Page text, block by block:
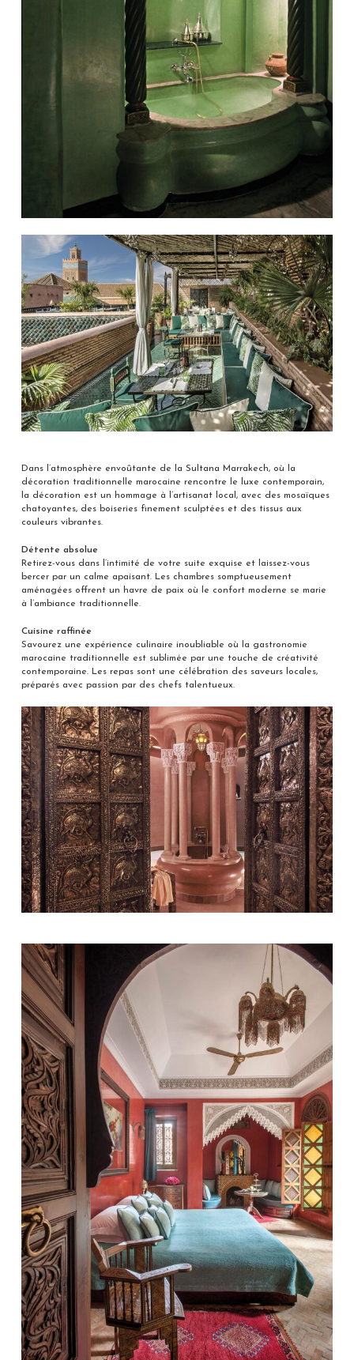
Dans l’atmosphère envoûtante de la Sultana Marrakech, où la
décoration traditionnelle marocaine rencontre le luxe contemporain,
la décoration est un hommage à l’artisanat local, avec des mosaïques
chatoyantes, des boiseries finement sculptées et des tissus aux
couleurs vibrantes.
Détente absolue
Retirez-vous dans l’intimité de votre suite exquise et laissez-vous
bercer par un calme apaisant. Les chambres somptueusement
aménagées offrent un havre de paix où le confort moderne se marie
à l’ambiance traditionnelle.
Cuisine raffinée
Savourez une expérience culinaire inoubliable où la gastronomie
marocaine traditionnelle est sublimée par une touche de créativité
contemporaine. Les repas sont une célébration des saveurs locales,
préparés avec passion par des chefs talentueux.